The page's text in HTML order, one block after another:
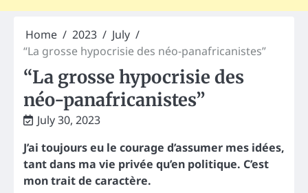
Home 2023
July
“La grosse hypocrisie des néo-panafricanistes”
“La grosse hypocrisie des
néo-panafricanistes”
July 30, 2023
J’ai toujours eu le courage d’assumer mes idées,
tant dans ma vie privée qu’en politique. C’est
mon trait de caractère.